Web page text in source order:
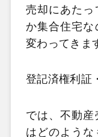
売却にあた
か集合住宅な
変わってきま
登記済権利証
では、不動産
はどのような